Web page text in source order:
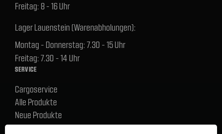
Freitag: 8 - 16 Uhr
Lager Lauenstein (Warenabholungen):
Montag - Donnerstag: 7.30 - 15 Uhr
Freitag: 7.30 - 14 Uhr
SERVICE
Cargoservice
Alle Produkte
Neue Produkte
%Sale